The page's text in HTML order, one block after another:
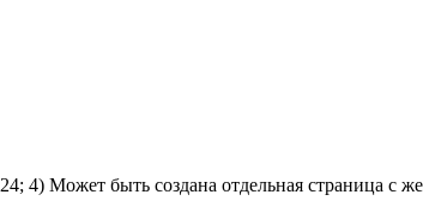
4) Может быть создана отдельная страница с